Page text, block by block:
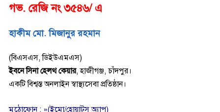
গভ. রেজি নং ৩৫৪৬/ এ
হাকীম মো. মিজানুর রহমান
(বিএসএস, ডিইউএমএস)
ইবনে সিনা হেলথ কেয়ার,হাজীগঞ্জ, চাঁদপুর।
একটি বিশ্বস্ত অনলাইন স্বাস্থ্যসেবা প্রতিষ্ঠান।
মুঠোফোন : »(ইমো/হোয়াটস অ্যাপ)